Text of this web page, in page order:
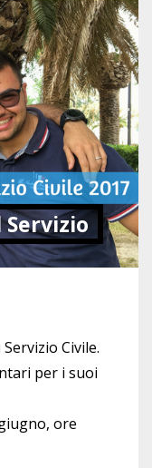
Civile.
per i suoi
ore